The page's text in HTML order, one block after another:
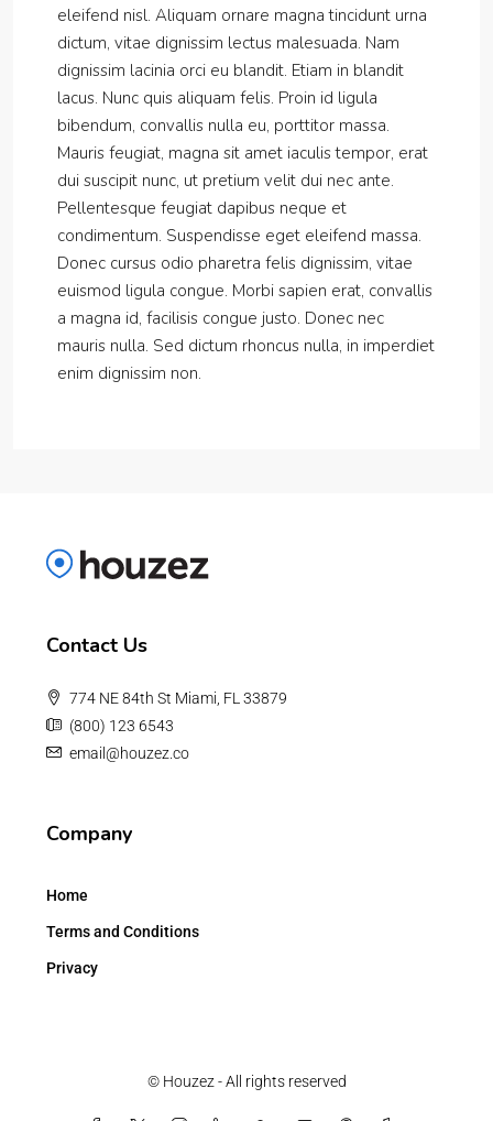
eleifend nisl. Aliquam ornare magna tincidunt urna
dictum, vitae dignissim lectus malesuada. Nam
dignissim lacinia orci eu blandit. Etiam in blandit
lacus. Nunc quis aliquam felis. Proin id ligula
bibendum, convallis nulla eu, porttitor massa.
Mauris feugiat, magna sit amet iaculis tempor, erat
dui suscipit nunc, ut pretium velit dui nec ante.
Pellentesque feugiat dapibus neque et
condimentum. Suspendisse eget eleifend massa.
Donec cursus odio pharetra felis dignissim, vitae
euismod ligula congue. Morbi sapien erat, convallis
a magna id, facilisis congue justo. Donec nec
mauris nulla. Sed dictum rhoncus nulla, in imperdiet
enim dignissim non.
Contact Us
774 NE 84th St Miami, FL 33879
(800) 123 6543
email@houzez.co
Company
Home
Terms and Conditions
Privacy
© Houzez - All rights reserved